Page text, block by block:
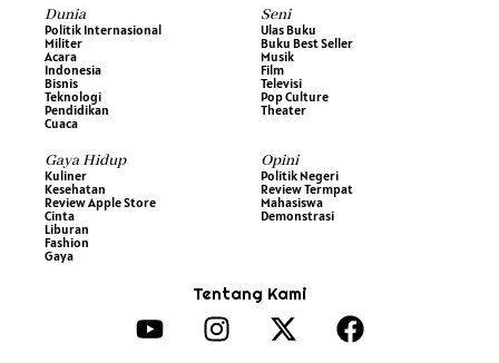
Dunia
Politik Internasional
Militer
Acara
Indonesia
Bisnis
Teknologi
Pendidikan
Cuaca
Seni
Ulas Buku
Buku Best Seller
Musik
Film
Televisi
Pop Culture
Theater
Gaya Hidup
Kuliner
Kesehatan
Review Apple Store
Cinta
Liburan
Fashion
Gaya
Opini
Politik Negeri
Review Termpat
Mahasiswa
Demonstrasi
Tentang Kami